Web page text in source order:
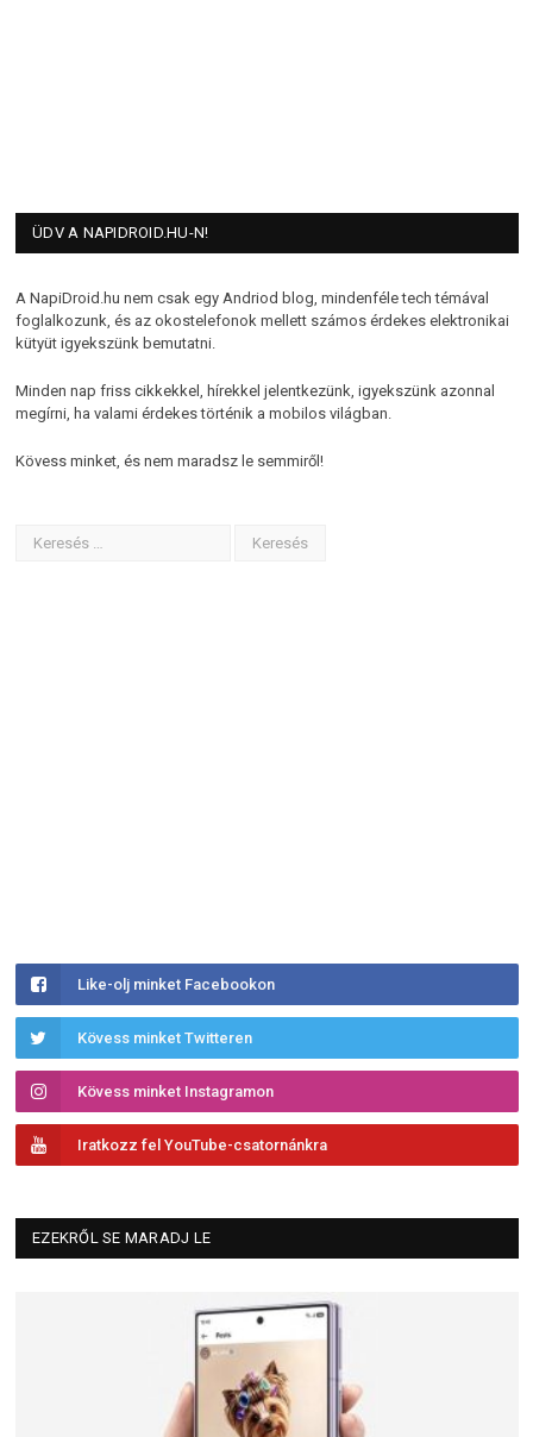
ÜDV A NAPIDROID.HU-N!
A NapiDroid.hu nem csak egy Andriod blog, mindenféle tech témával
foglalkozunk, és az okostelefonok mellett számos érdekes elektronikai
kütyüt igyekszünk bemutatni.
Minden nap friss cikkekkel, hírekkel jelentkezünk, igyekszünk azonnal
megírni, ha valami érdekes történik a mobilos világban.
Kövess minket, és nem maradsz le semmiről!
Like-olj minket Facebookon
Kövess minket Twitteren
Kövess minket Instagramon
Iratkozz fel YouTube-csatornánkra
EZEKRŐL SE MARADJ LE